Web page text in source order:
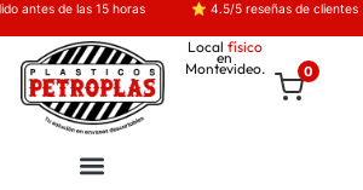
antes de las 15 horas ⭐ 4.5/5 reseñas de clientes
Local físico
en
Montevideo. 0